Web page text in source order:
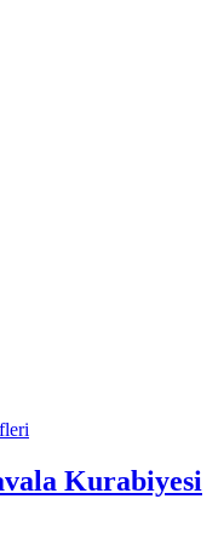
Kurabiyesi